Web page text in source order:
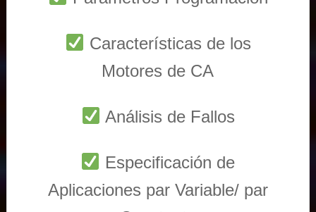
Características de los
Motores de CA
Análisis de Fallos
Especificación de
Aplicaciones par Variable/ par